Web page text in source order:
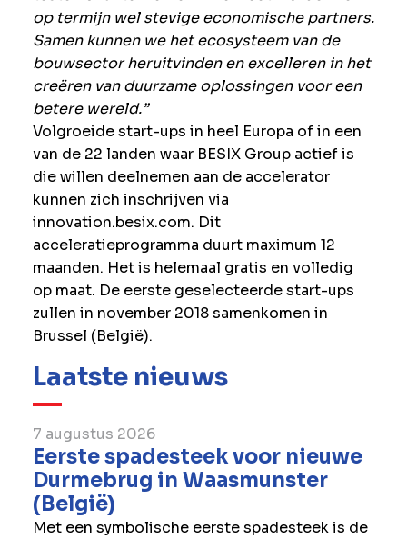
op termijn wel stevige economische partners.
Samen kunnen we het ecosysteem van de
bouwsector heruitvinden en excelleren in het
creëren van duurzame oplossingen voor een
betere wereld.”
Volgroeide start-ups in heel Europa of in een
van de 22 landen waar BESIX Group actief is
die willen deelnemen aan de accelerator
kunnen zich inschrijven via
innovation.besix.com. Dit
acceleratieprogramma duurt maximum 12
maanden. Het is helemaal gratis en volledig
op maat. De eerste geselecteerde start-ups
zullen in november 2018 samenkomen in
Brussel (België).
Laatste nieuws
7 augustus 2026
Eerste spadesteek voor nieuwe
Durmebrug in Waasmunster
(België)
Met een symbolische eerste spadesteek is de